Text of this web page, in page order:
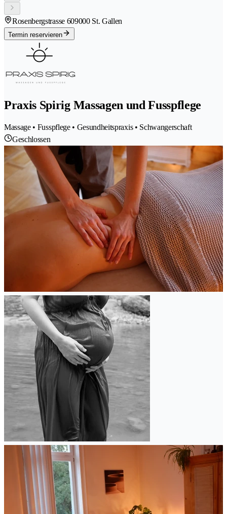
Rosenbergstrasse 609000 St. Gallen
Termin reservieren
Praxis Spirig Massagen und Fusspflege
Massage • Fusspflege • Gesundheitspraxis • Schwangerschaft
Geschlossen